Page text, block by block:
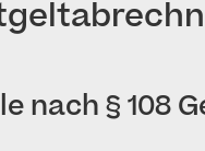
nach § 108